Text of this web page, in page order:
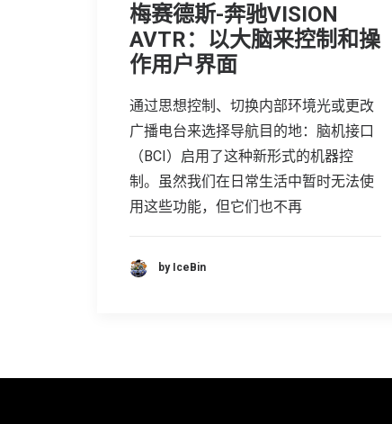
梅赛德斯-奔驰VISION
AVTR：以大脑来控制和操
作用户界面
通过思想控制、切换内部环境光或更改
广播电台来选择导航目的地：脑机接口
（BCI）启用了这种新形式的机器控
制。虽然我们在日常生活中暂时无法使
用这些功能，但它们也不再
by IceBin